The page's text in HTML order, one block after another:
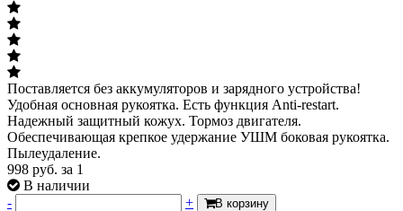
Поставляется без аккумуляторов и зарядного устройства!
Удобная основная рукоятка. Есть функция Anti-restart.
Надежный защитный кожух. Тормоз двигателя.
Обеспечивающая крепкое удержание УШМ боковая рукоятка.
Пылеудаление.
998 руб. за 1
В наличии
-
+ В корзину